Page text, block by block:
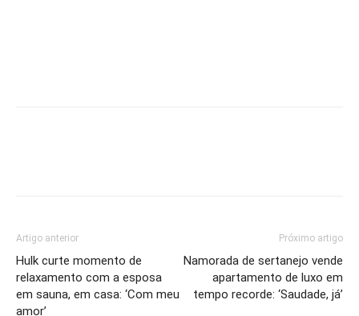
Artigo anterior
Hulk curte momento de
relaxamento com a esposa
em sauna, em casa: ‘Com meu
amor’
Próximo artigo
Namorada de sertanejo vende
apartamento de luxo em
tempo recorde: ‘Saudade, já’